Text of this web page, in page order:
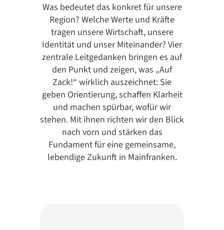
Was bedeutet das konkret für unsere
Region? Welche Werte und Kräfte
tragen unsere Wirtschaft, unsere
Identität und unser Miteinander? Vier
zentrale Leitgedanken bringen es auf
den Punkt und zeigen, was „Auf
Zack!“ wirklich auszeichnet: Sie
geben Orientierung, schaffen Klarheit
und machen spürbar, wofür wir
stehen. Mit ihnen richten wir den Blick
nach vorn und stärken das
Fundament für eine gemeinsame,
lebendige Zukunft in Mainfranken.